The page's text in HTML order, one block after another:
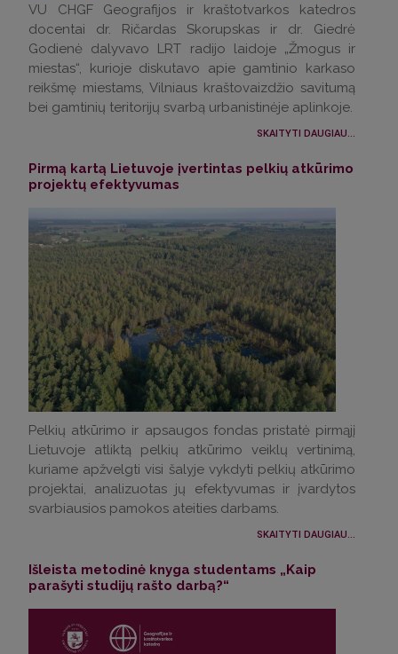
VU CHGF Geografijos ir kraštotvarkos katedros
docentai dr. Ričardas Skorupskas ir dr. Giedrė
Godienė dalyvavo LRT radijo laidoje „Žmogus ir
miestas“, kurioje diskutavo apie gamtinio karkaso
reikšmę miestams, Vilniaus kraštovaizdžio savitumą
bei gamtinių teritorijų svarbą urbanistinėje aplinkoje.
SKAITYTI DAUGIAU...
Pirmą kartą Lietuvoje įvertintas pelkių atkūrimo
projektų efektyvumas
Pelkių atkūrimo ir apsaugos fondas pristatė pirmąjį
Lietuvoje atliktą pelkių atkūrimo veiklų vertinimą,
kuriame apžvelgti visi šalyje vykdyti pelkių atkūrimo
projektai, analizuotas jų efektyvumas ir įvardytos
svarbiausios pamokos ateities darbams.
SKAITYTI DAUGIAU...
Išleista metodinė knyga studentams „Kaip
parašyti studijų rašto darbą?“